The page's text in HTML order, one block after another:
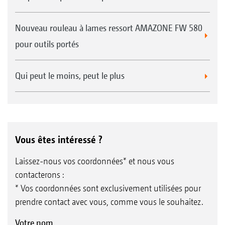
Résultat de travail uniforme grâce au suivi
individuel des reliefs du sol par les différents
Bonne pénétration dans le sol, même dans
indépendants traînés Catros-2TX sont aussi
Nouveau rouleau à lames ressort AMAZONE FW 580
pour outils portés
Qui peut le moins, peut le plus
Vous êtes intéressé ?
Laissez-nous vos coordonnées* et nous vous
contacterons :
* Vos coordonnées sont exclusivement utilisées pour
prendre contact avec vous, comme vous le souhaitez.
Votre nom